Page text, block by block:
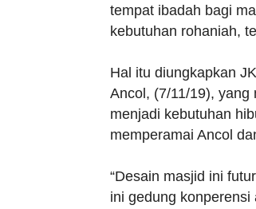
tempat ibadah bagi
kebutuhan rohaniah,
Hal itu diungkapkan
Ancol, (7/11/19), yang
menjadi kebutuhan
memperamai Ancol
“Desain masjid ini
ini gedung